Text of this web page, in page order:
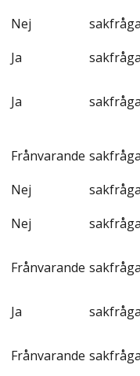
Nej
Ja
Ja
Frånvarande
Nej
Nej
Frånvarande
Ja
Frånvarande